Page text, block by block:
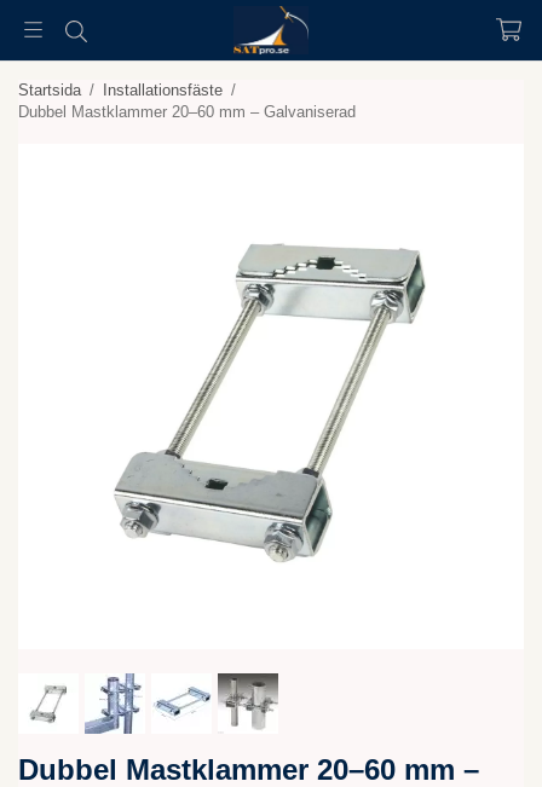
Startsida / Installationsfäste /
Dubbel Mastklammer 20–60 mm – Galvaniserad
Dubbel Mastklammer 20–60 mm –